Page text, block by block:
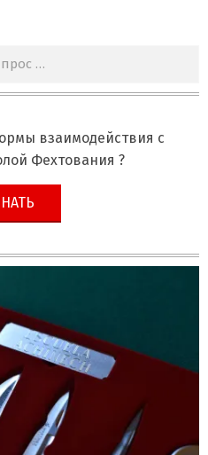
взаимодействия с
Фехтования ?